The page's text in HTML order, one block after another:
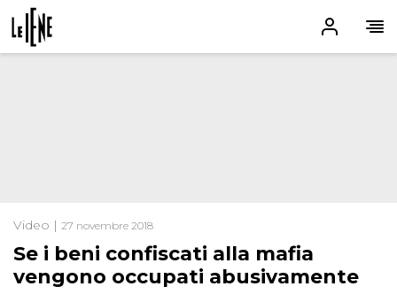
Video | 27 novembre 2018
Se i beni confiscati alla mafia
vengono occupati abusivamente